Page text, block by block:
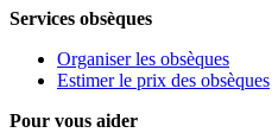
Services obsèques
Organiser les obsèques
Estimer le prix des obsèques
Pour vous aider